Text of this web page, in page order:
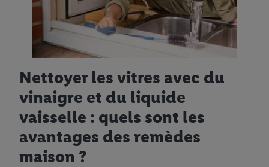
Nettoyer les vitres avec du
vinaigre et du liquide
vaisselle : quels sont les
avantages des remèdes
maison ?